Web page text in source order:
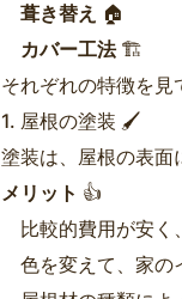
葺き替え 🏠
カバー工法🏗️
それぞれの特徴を見
1. 屋根の塗装 🖌️
塗装は、屋根の表面
メリット 👍
比較的費用が安く
色を変えて、家の